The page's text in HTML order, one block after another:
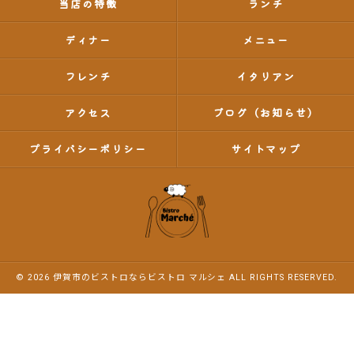
当店の特徴 ランチ
ディナー メニュー
フレンチ イタリアン
アクセス ブログ（お知らせ）
プライバシーポリシー サイトマップ
© 2026 伊賀市のビストロならビストロ マルシェ ALL RIGHTS RESERVED.